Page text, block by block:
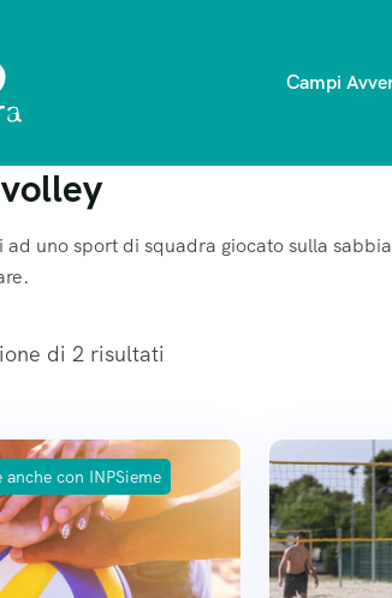
Campi
ad uno sport di squadra giocato sulla
di 2 risultati
anche con INPSieme